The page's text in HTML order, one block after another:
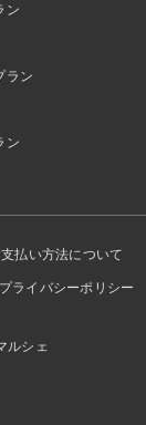
ン
ラン
ン
払い方法について
プライバシーポリシー
ルシェ